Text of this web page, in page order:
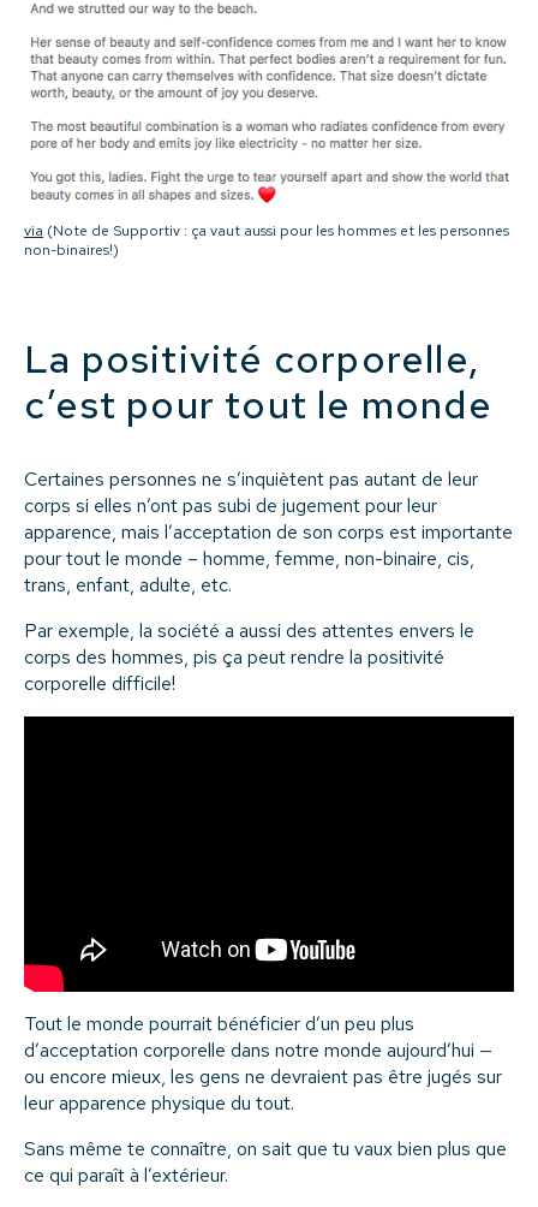
via (Note de Supportiv : ça vaut aussi pour les hommes et les personnes
non-binaires!)
La positivité corporelle,
c’est pour tout le monde
Certaines personnes ne s’inquiètent pas autant de leur
corps si elles n’ont pas subi de jugement pour leur
apparence, mais l’acceptation de son corps est importante
pour tout le monde – homme, femme, non-binaire, cis,
trans, enfant, adulte, etc.
Par exemple, la société a aussi des attentes envers le
corps des hommes, pis ça peut rendre la positivité
corporelle difficile!
Tout le monde pourrait bénéficier d’un peu plus
d’acceptation corporelle dans notre monde aujourd’hui —
ou encore mieux, les gens ne devraient pas être jugés sur
leur apparence physique du tout.
Sans même te connaître, on sait que tu vaux bien plus que
ce qui paraît à l’extérieur.